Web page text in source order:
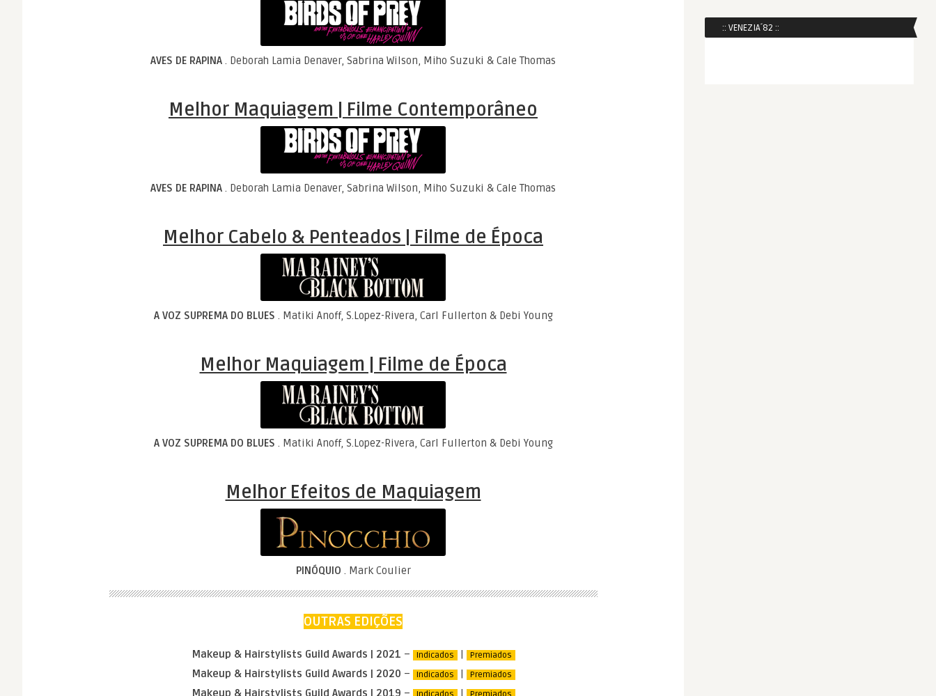
AVES DE RAPINA . Deborah Lamia Denaver, Sabrina Wilson, Miho Suzuki & Cale Thomas
Melhor Maquiagem | Filme Contemporâneo
AVES DE RAPINA . Deborah Lamia Denaver, Sabrina Wilson, Miho Suzuki & Cale Thomas
Melhor Cabelo & Penteados | Filme de Época
A VOZ SUPREMA DO BLUES . Matiki Anoff, S.Lopez-Rivera, Carl Fullerton & Debi Young
Melhor Maquiagem | Filme de Época
A VOZ SUPREMA DO BLUES . Matiki Anoff, S.Lopez-Rivera, Carl Fullerton & Debi Young
Melhor Efeitos de Maquiagem
PINÓQUIO . Mark Coulier
OUTRAS EDIÇÕES
Makeup & Hairstylists Guild Awards | 2021 – Indicados | Premiados
Makeup & Hairstylists Guild Awards | 2020 – Indicados | Premiados
Makeup & Hairstylists Guild Awards | 2019 – |
:: VENEZIA´82 ::